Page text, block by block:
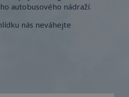
autobusového nádraží.
nás neváhejte